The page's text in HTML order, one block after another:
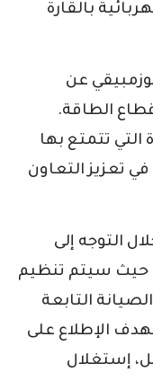
بالقارة
عن
الطاقة.
تتمتع بها
تعزيز التعاون
التوجه إلى
حيث سيتم تنظيم
التابعة
الإطلاع على
إستغلال